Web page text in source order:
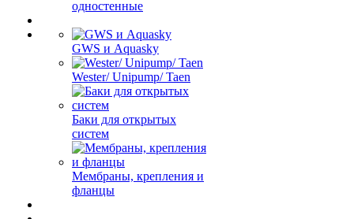
одностенные
GWS и Aquasky
Wester/ Unipump/ Taen
Баки для открытых
систем
Мембраны, крепления и
фланцы